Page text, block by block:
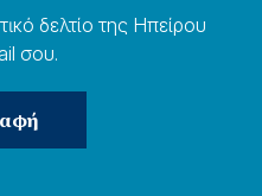
δελτίο της Ηπείρου
σου.